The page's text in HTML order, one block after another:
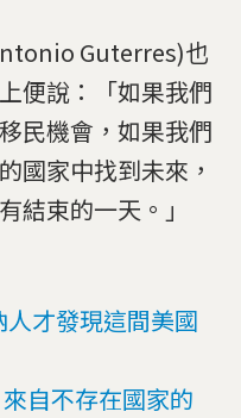
Guterres)也
便說：「如果我們
民機會，如果我們
國家中找到未來，
結束的一天。」
人才發現這間美國
自不存在國家的